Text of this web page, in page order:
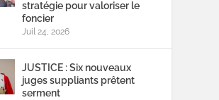
stratégie pour valoriser le
foncier
Juil 24, 2026
JUSTICE : Six nouveaux
juges suppliants prêtent
serment